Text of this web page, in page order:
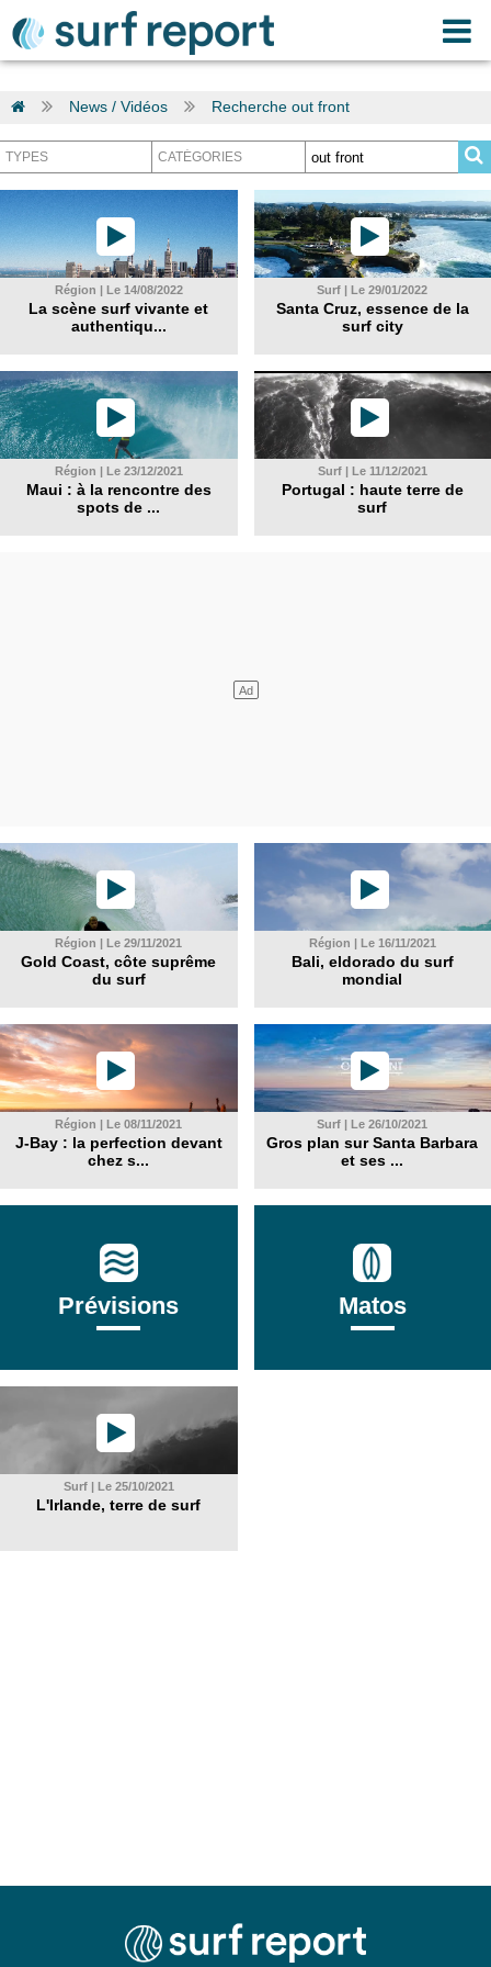
News / Vidéos Recherche out front
Région | Le 14/08/2022
La scène surf vivante et
authentiqu...
Surf | Le 29/01/2022
Santa Cruz, essence de la
surf city
Région | Le 23/12/2021
Maui : à la rencontre des
spots de ...
Surf | Le 11/12/2021
Portugal : haute terre de
surf
Région | Le 29/11/2021
Gold Coast, côte suprême
du surf
Région | Le 16/11/2021
Bali, eldorado du surf
mondial
Région | Le 08/11/2021
J-Bay : la perfection devant
chez s...
Surf | Le 26/10/2021
Gros plan sur Santa Barbara
et ses ...
Prévisions Matos
Surf | Le 25/10/2021
L'Irlande, terre de surf